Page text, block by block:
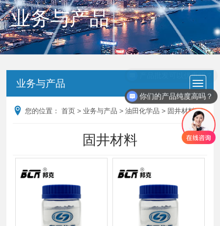
业务与产品
业务与产品
您的位置： 首页 > 业务与产品 >油田化学品 > 固井材料
固井材料
你们的产品纯度高吗？
产品批发可以优惠吗？